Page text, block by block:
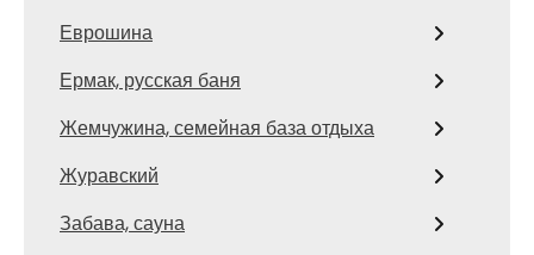
Еврошина
Ермак, русская баня
Жемчужина, семейная база отдыха
Журавский
Забава, сауна